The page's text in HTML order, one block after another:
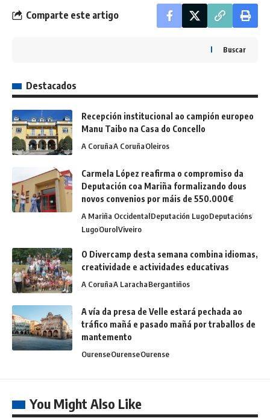
Comparte este artigo
Buscar
Destacados
Recepción institucional ao campión europeo
Manu Taibo na Casa do Concello
A CoruñaA CoruñaOleiros
Carmela López reafirma o compromiso da
Deputación coa Mariña formalizando dous
novos convenios por máis de 550.000€
A Mariña OccidentalDeputación LugoDeputacións
LugoOurolViveiro
O Divercamp desta semana combina idiomas,
creatividade e actividades educativas
A CoruñaA LarachaBergantiños
A vía da presa de Velle estará pechada ao
tráfico mañá e pasado mañá por traballos de
mantemento
OurenseOurenseOurense
You Might Also Like